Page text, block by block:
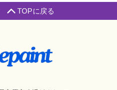
TOPに戻る